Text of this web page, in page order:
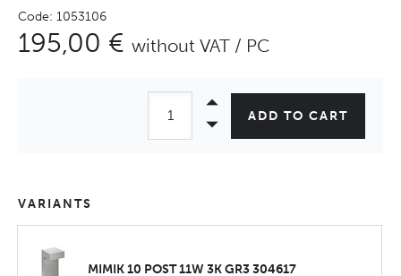
Code: 1053106
195,00 € without VAT / PC
ADD TO CART
VARIANTS
MIMIK 10 POST 11W 3K GR3 304617